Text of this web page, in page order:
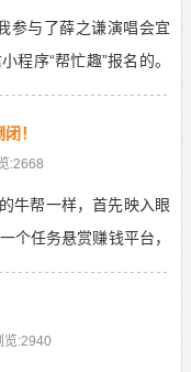
参与了薛之谦演唱会宜
程序“帮忙趣”报名的。
当晚...
！
:2668
牛帮一样，首先映入眼
个任务悬赏赚钱平台，
下，我通过...
览:2940